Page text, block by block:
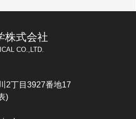
株式会社
CO.,LTD.
2丁目3927番地17
)